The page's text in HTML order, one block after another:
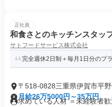
正社員
和食さとのキッチンスタッ
サトフードサービス株式会社
完全週休2日制＋毎月1日分のプ
〒518-0828三重県伊賀市平
月給26万5000円～35万円
求めている人材 ＝未経験者